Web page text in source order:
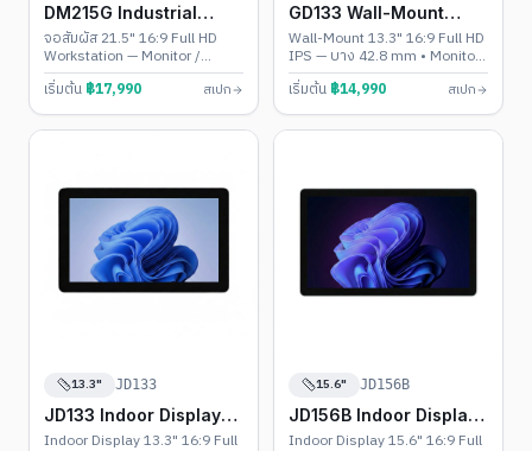
DM215G Industrial
Touch PC
จอสัมผัส 21.5" 16:9 Full HD
Workstation — Monitor /
Android 11-13 / Windows 10-
11 • IP65 + VESA 100
เริ่มต้น ฿17,990 สเปก
GD133 Wall-Mount
Touch PC
Wall-Mount 13.3" 16:9 Full HD
IPS — บาง 42.8 mm • Monitor
/ Android 11-13 / Windows
10-11
เริ่มต้น ฿14,990 สเปก
13.3" JD133
JD133 Indoor Display
Touch PC
Indoor Display 13.3" 16:9 Full
15.6" JD156B
JD156B Indoor Display
Touch PC
Indoor Display 15.6" 16:9 Full